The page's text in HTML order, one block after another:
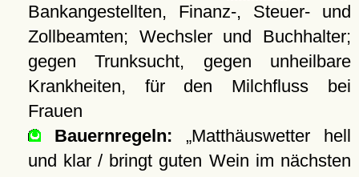
Bankangestellten, Finanz-, Steuer- und
Zollbeamten; Wechsler und Buchhalter;
gegen Trunksucht, gegen unheilbare
Krankheiten, für den Milchfluss bei
Frauen
Bauernregeln:
Matthäuswetter hell
und klar / bringt guten Wein im nächsten